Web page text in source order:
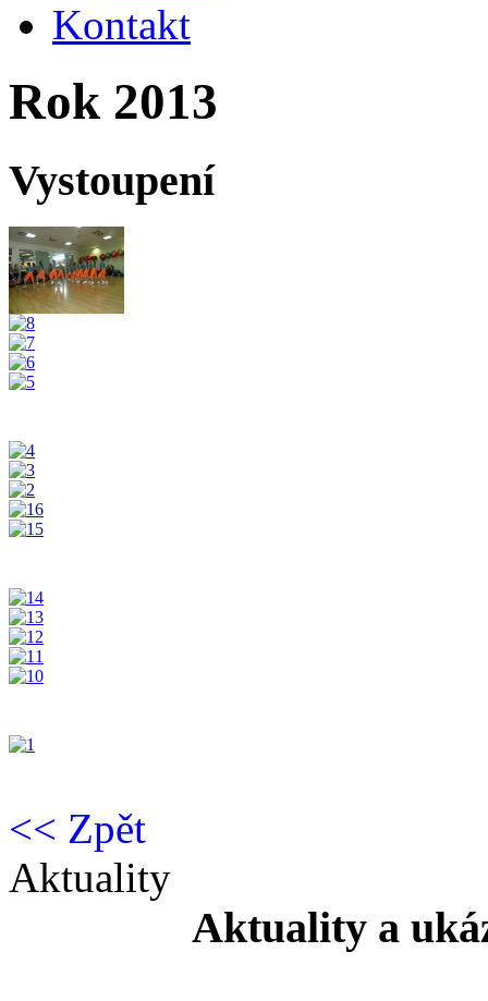
Kontakt
Rok 2013
Vystoupení
<< Zpět
Aktuality
Aktuality a